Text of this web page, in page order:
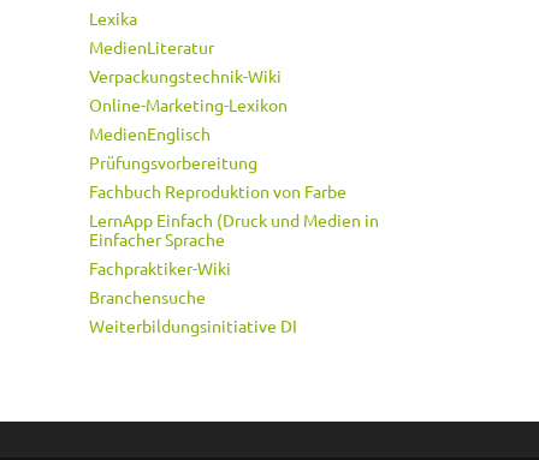
Lexika
MedienLiteratur
Verpackungstechnik-Wiki
Online-Marketing-Lexikon
MedienEnglisch
Prüfungsvorbereitung
Fachbuch Reproduktion von Farbe
LernApp Einfach (Druck und Medien in
Einfacher Sprache
Fachpraktiker-Wiki
Branchensuche
Weiterbildungsinitiative DI